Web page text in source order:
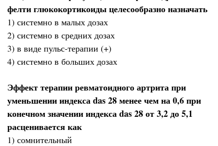
фелти глюкокортикоиды целесообразно назначать
1) системно в малых дозах
2) системно в средних дозах
3) в виде пульс-терапии (+)
4) системно в больших дозах
Эффект терапии ревматоидного артрита при
уменьшении индекса das 28 менее чем на 0,6 при
конечном значении индекса das 28 от 3,2 до 5,1
расценивается как
1) сомнительный